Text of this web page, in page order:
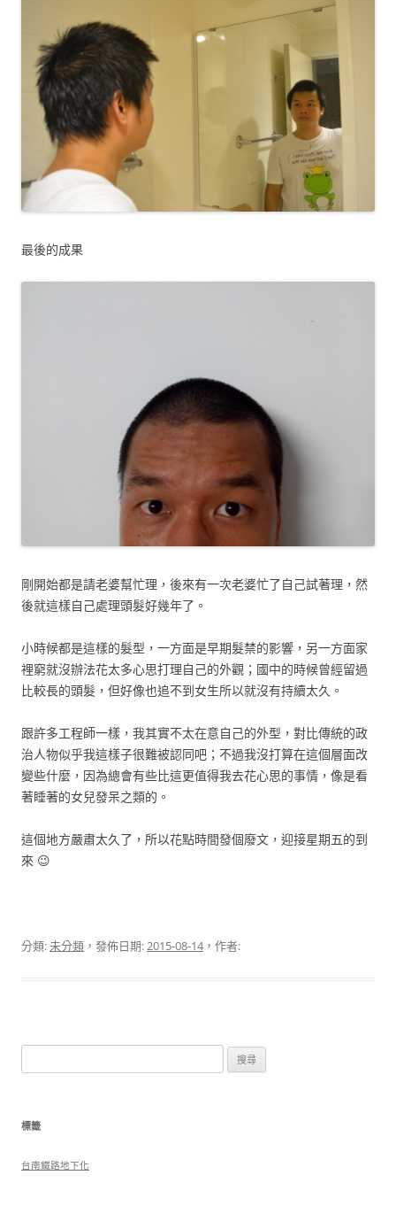
最後的成果
剛開始都是請老婆幫忙理，後來有一次老婆忙了自己試著理，然
後就這樣自己處理頭髮好幾年了。
小時候都是這樣的髮型，一方面是早期髮禁的影響，另一方面家
裡窮就沒辦法花太多心思打理自己的外觀；國中的時候曾經留過
比較長的頭髮，但好像也追不到女生所以就沒有持續太久。
跟許多工程師一樣，我其實不太在意自己的外型，對比傳統的政
治人物似乎我這樣子很難被認同吧；不過我沒打算在這個層面改
變些什麼，因為總會有些比這更值得我去花心思的事情，像是看
著睡著的女兒發呆之類的。
這個地方嚴肅太久了，所以花點時間發個廢文，迎接星期五的到
來 😉
分類:未分類 ，發佈日期:2015-08-14，作者:
尋
鍵
標籤
台南鐵路地下化